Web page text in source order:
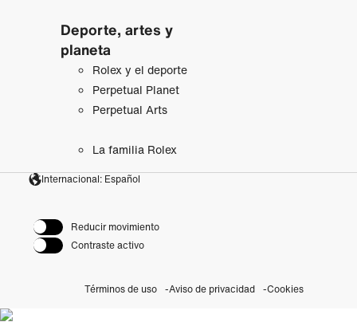
Deporte, artes y
planeta
Rolex y el deporte
Perpetual Planet
Perpetual Arts
La familia Rolex
Internacional: Español
Reducir movimiento
Contraste activo
Términos de uso Aviso de privacidad Cookies